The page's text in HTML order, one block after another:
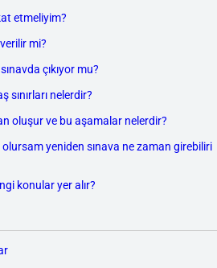
etmeliyim?
mi?
çıkıyor mu?
sınırları nelerdir?
oluşur ve bu aşamalar nelerdir?
olursam yeniden sınava ne zaman girebiliri
konular yer alır?